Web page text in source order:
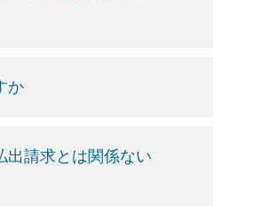
か
出請求とは関係ない